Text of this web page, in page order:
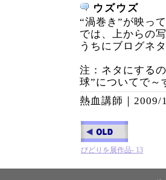
ウズウズ
“渦巻き”が映っ
では、上からの
うちにブログネ
注：ネタにする
球”についてで
熱血講師｜ 2009/
びどりを展作品- 13